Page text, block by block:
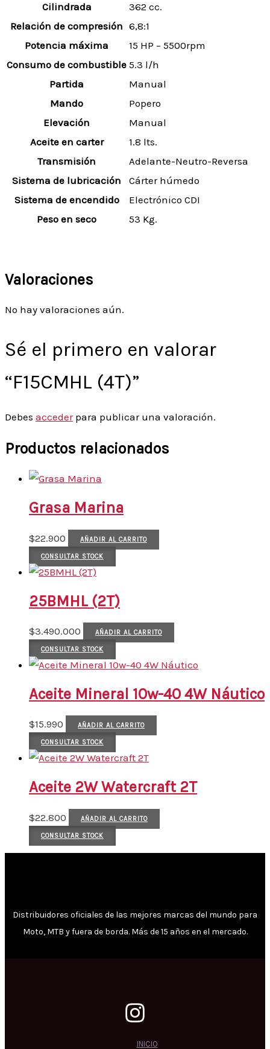
Cilindrada
362 cc.
Relación de compresión 6,8:1
Potencia máxima
15 HP – 5500rpm
Consumo de combustible 5.3 l/h
Partida
Manual
Mando
Popero
Elevación
Manual
Aceite en carter
1.8 lts.
Transmisión
Adelante-Neutro-Reversa
Sistema de lubricación
Cárter húmedo
Sistema de encendido
Electrónico CDI
Peso en seco
53 Kg.
Valoraciones
No hay valoraciones aún.
Sé el primero en valorar
“F15CMHL (4T)”
Debes accederpara publicar una valoración.
Productos relacionados
Grasa Marina
$22.900 AÑADIR AL CARRITO
CONSULTAR STOCK
25BMHL (2T)
$3.490.000 AÑADIR AL CARRITO
CONSULTAR STOCK
Aceite Mineral 10w-40 4W Náutico
$15.990 AÑADIR AL CARRITO
CONSULTAR STOCK
Aceite 2W Watercraft 2T
$22.800 AÑADIR AL CARRITO
CONSULTAR STOCK
Distribuidores oficiales de las mejores marcas del mundo para
Moto, MTB y fuera de borda. Más de 15 años en el mercado.
INICIO